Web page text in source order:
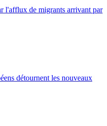
l'afflux de migrants arrivant par
détournent les nouveaux